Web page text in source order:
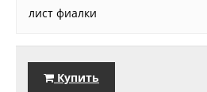
лист фиалки
Купить